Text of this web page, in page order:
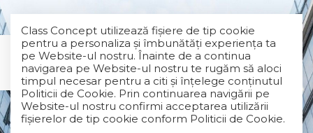
Class Concept utilizează fişiere de tip cookie
pentru a personaliza și îmbunătăți experiența ta
pe Website-ul nostru. Înainte de a continua
navigarea pe Website-ul nostru te rugăm să aloci
timpul necesar pentru a citi și înțelege conținutul
Politicii de Cookie. Prin continuarea navigării pe
Website-ul nostru confirmi acceptarea utilizării
fişierelor de tip cookie conform Politicii de Cookie.